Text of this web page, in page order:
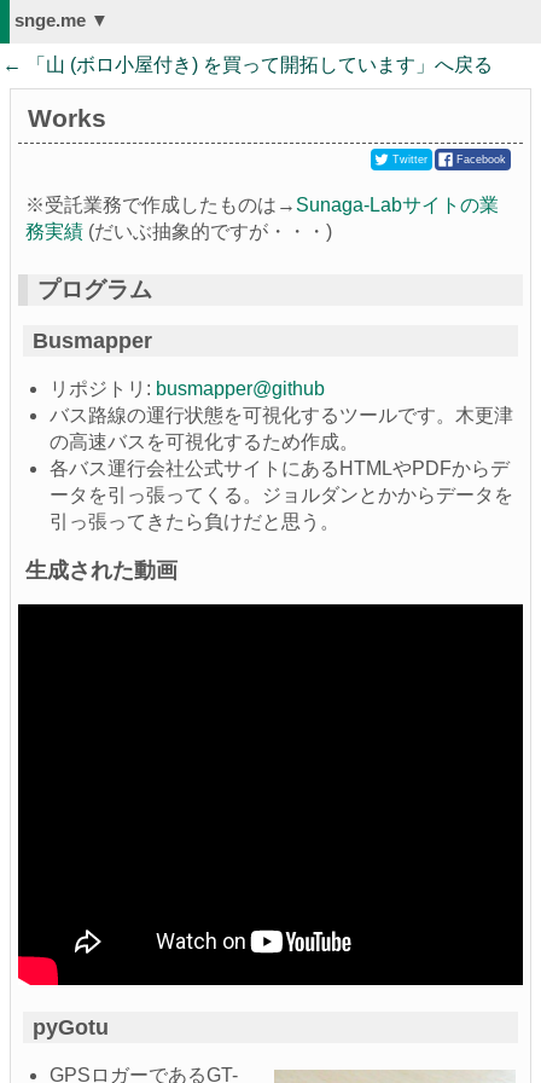
snge.me ▼
← 「 山 (ボロ小屋付き) を買って開拓しています 」へ戻る
Works
Twitter Facebook
※受託業務で作成したものは→ Sunaga-Labサイトの業
務実績 (だいぶ抽象的ですが・・・)
プログラム
Busmapper
リポジトリ: busmapper@github
バス路線の運行状態を可視化するツールです。木更津
の高速バスを可視化するため作成。
各バス運行会社公式サイトにあるHTMLやPDFからデ
ータを引っ張ってくる。ジョルダンとかからデータを
引っ張ってきたら負けだと思う。
生成された動画
pyGotu
GPSロガーであるGT-